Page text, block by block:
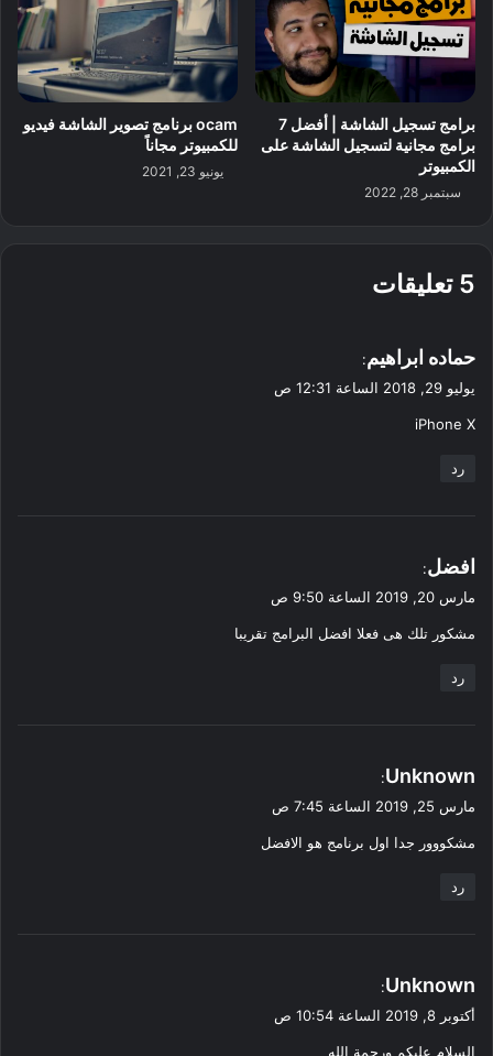
برامج تسجيل الشاشة | أفضل 7
برامج مجانية لتسجيل الشاشة على
الكمبيوتر
سبتمبر 28, 2022
ocam برنامج تصوير الشاشة فيديو
للكمبيوتر مجاناً
يونيو 23, 2021
‫5 تعليقات
ي
ل
حماده ابراهيم:
يوليو 29, 2018 الساعة 12:31 ص
iPhone X
رد
ي
ل
افضل:
مارس 20, 2019 الساعة 9:50 ص
مشكور تلك هى فعلا افضل البرامج تقريبا
رد
ي
ل
Unknown
:
مارس 25, 2019 الساعة 7:45 ص
مشكووور جدا اول برنامج هو الافضل
رد
ي
ق
Unknown
:
أكتوبر 8, 2019 الساعة 10:54 ص
السلام عليكم ورحمة الله